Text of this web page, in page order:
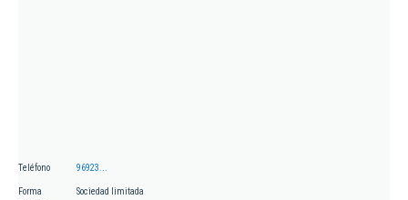
Teléfono 96923...
Forma
Sociedad limitada